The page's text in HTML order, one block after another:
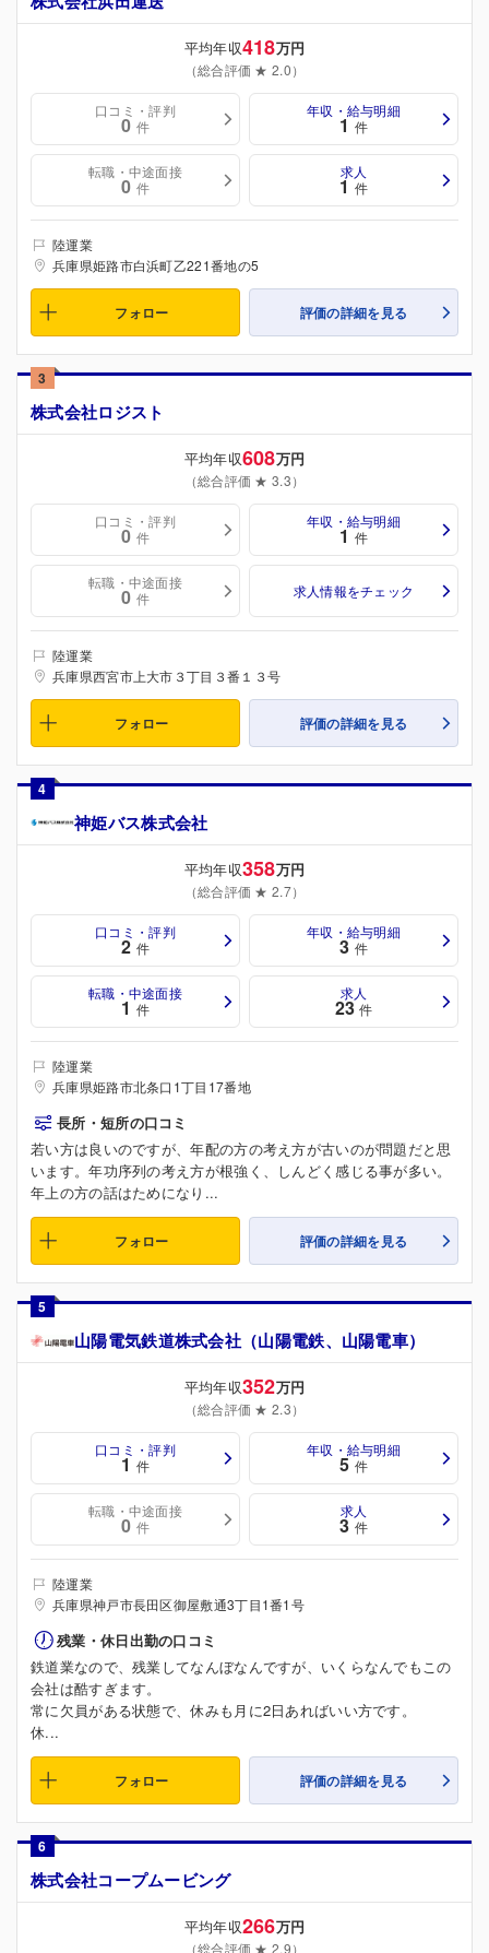
平均年収418万円
（総合評価 ★ 2.0）
口コミ・評判
0 件
年収・給与明細
1 件
転職・中途面接
0 件
求人
1 件
陸運業
兵庫県姫路市白浜町乙221番地の5
フォロー 評価の詳細を見る
3
株式会社ロジスト
平均年収608万円
（総合評価 ★ 3.3）
口コミ・評判
0 件
年収・給与明細
1 件
転職・中途面接
0 件 求人情報をチェック
陸運業
兵庫県西宮市上大市３丁目３番１３号
フォロー 評価の詳細を見る
4
神姫バス株式会社
平均年収358万円
（総合評価 ★ 2.7）
口コミ・評判
2 件
年収・給与明細
3 件
転職・中途面接
1 件
求人
23 件
陸運業
兵庫県姫路市北条口1丁目17番地
長所・短所の口コミ
若い方は良いのですが、年配の方の考え方が古いのが問題だと思
います。年功序列の考え方が根強く、しんどく感じる事が多い。
年上の方の話はためになり...
フォロー 評価の詳細を見る
5
山陽電気鉄道株式会社（山陽電鉄、山陽電車）
平均年収352万円
（総合評価 ★ 2.3）
口コミ・評判
1 件
年収・給与明細
5 件
転職・中途面接
0 件
求人
3 件
陸運業
兵庫県神戸市長田区御屋敷通3丁目1番1号
残業・休日出勤の口コミ
鉄道業なので、残業してなんぼなんですが、いくらなんでもこの
会社は酷すぎます。
常に欠員がある状態で、休みも月に2日あればいい方です。
休...
フォロー 評価の詳細を見る
6
株式会社コープムービング
平均年収266万円
（総合評価 ★ 2.9）